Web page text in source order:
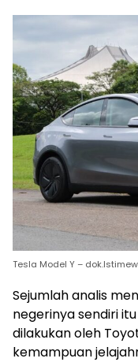
Tesla Model Y –
Sejumlah analis
negerinya sendiri
dilakukan oleh
kemampuan